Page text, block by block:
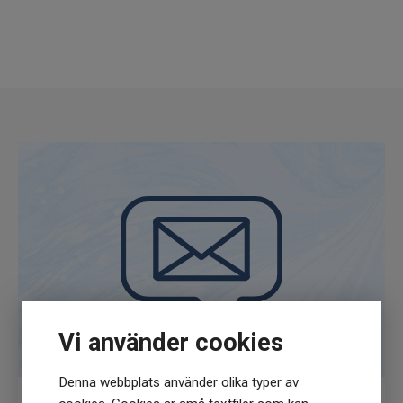
Vi använder cookies
Denna webbplats använder olika typer av
INTE kräkning.
Vid direkt hudkontakt: Tvätta grundligt med
VID DIREKT ÖGONKONTAKT: Skölj försiktigt
med vatten i flera minuter. Om möjligt,